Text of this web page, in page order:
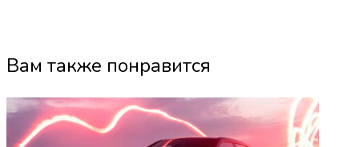
Вам также понравится